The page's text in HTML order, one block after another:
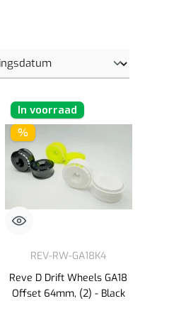
In voorraad
%
REV-RW-GA18K4
Reve D Drift Wheels GA18
Offset 64mm, (2) - Black